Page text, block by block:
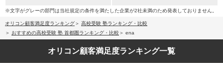
※文字がグレーの部門は当社規定の条件を満たした企業が2社未満のため発表しておりません。
オリコン顧客満足度ランキング
高校受験 塾ランキング・比較
おすすめの高校受験 塾 首都圏ランキング・比較
ena
オリコン顧客満足度ランキング一覧